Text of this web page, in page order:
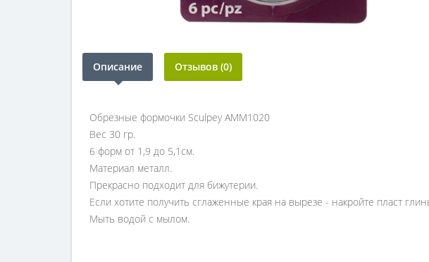
Описание Отзывов (0)
Обрезные формочки Sculpey АММ1020
Вес 30 гр.
6 форм от 1,9 до 5,1см.
Материал металл.
Прекрасно подходит для бижутерии.
Если хотите получить сглаженные края на вырезе - накройте пласт
Мыть водой с мылом.